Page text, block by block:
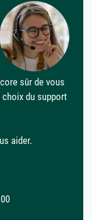
sûr de vous
du support
aider.